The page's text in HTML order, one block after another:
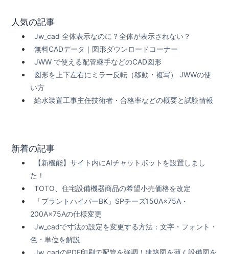
人気の記事
Jw_cad 全体表示なのに？全体が表示されない？
無料CADデータ｜図形ダウンロードコーナー
JWW で使える配管継手などのCAD図形
図形を上下左右にミラー反転（移動・複写） JWWの使
い方
給水装置工事主任技術者・合格率などの概要と試験情報
新着の記事
【新機能】サイト内にAIチャットボットを設置しまし
た！
TOTO、住宅設備機器商品の希望小売価格を改定
「プラントハイパーBK」SPチーズ150A×75A・
200A×75Aの仕様変更
Jw_cadで寸法の設定を変更する方法：文字・フォント・
色・単位を解説
Jw_cadのPDF印刷で配管を強調！建築図を薄く設備図を